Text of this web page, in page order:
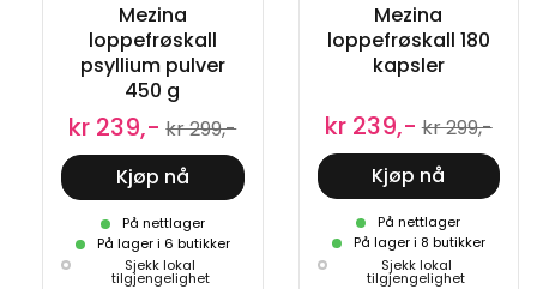
Mezina
loppefrøskall
psyllium pulver
450 g
kr 239,- kr 299,-
Kjøp nå
På nettlager
På lager i 6 butikker
Sjekk lokal
tilgjengelighet
Mezina
loppefrøskall 180
kapsler
kr 239,- kr 299,-
Kjøp nå
På nettlager
På lager i 8 butikker
Sjekk lokal
tilgjengelighet